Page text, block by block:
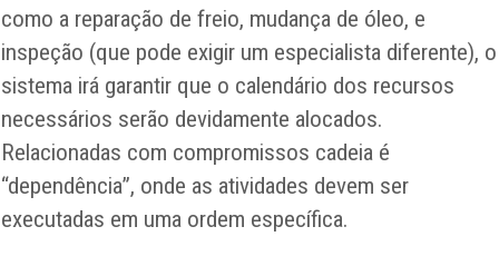
como a reparação de freio, mudança de óleo, e
inspeção (que pode exigir um especialista diferente), o
sistema irá garantir que o calendário dos recursos
necessários serão devidamente alocados.
Relacionadas com compromissos cadeia é
“dependência”, onde as atividades devem ser
executadas em uma ordem específica.